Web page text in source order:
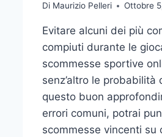
Di Maurizio Pelleri Ottobre
Evitare alcuni dei più
compiuti durante le
scommesse sportive
senz’altro le probabilità
questo buon
errori comuni, potrai
scommesse vincenti su